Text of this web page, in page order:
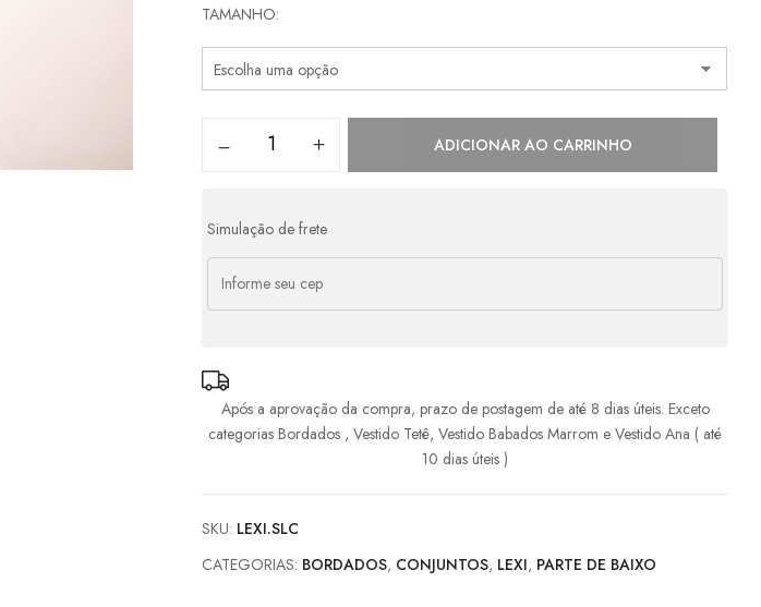
2x deR$160,00s/ juros R$320,00
TAMANHO
ADICIONAR AO CARRINHO
Simulação de frete
Após a aprovação da compra, prazo de postagem de até 8 dias úteis. Exceto
categorias Bordados , Vestido Tetê, Vestido Babados Marrom e Vestido Ana ( até
10 dias úteis )
SKU: LEXI.SLC
CATEGORIAS: BORDADOS, CONJUNTOS, LEXI, PARTE DE BAIXO